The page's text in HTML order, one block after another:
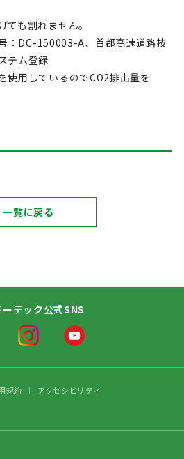
も割れません。
：DC-150003-A、首都高速道路技
テム登録
使用しているのでCO2排出量を
一覧に戻る
ーテック公式SNS
規約
アクセシビリティ